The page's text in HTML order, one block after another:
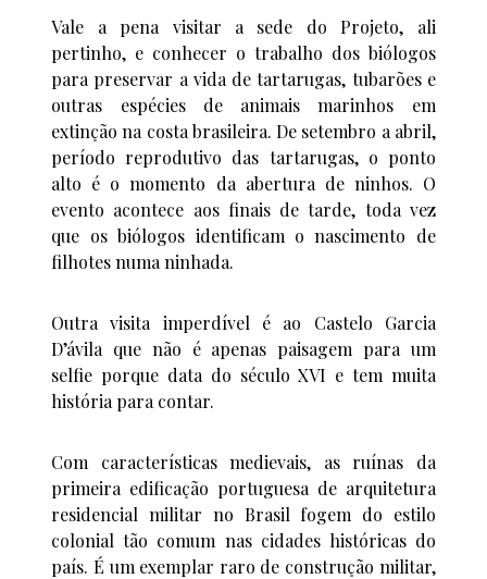
Vale a pena visitar a sede do Projeto, ali
pertinho, e conhecer o trabalho dos biólogos
para preservar a vida de tartarugas, tubarões e
outras espécies de animais marinhos em
extinção na costa brasileira. De setembro a abril,
período reprodutivo das tartarugas, o ponto
alto é o momento da abertura de ninhos. O
evento acontece aos finais de tarde, toda vez
que os biólogos identificam o nascimento de
filhotes numa ninhada.
Outra visita imperdível é ao Castelo Garcia
D’ávila que não é apenas paisagem para um
selfie porque data do século XVI e tem muita
história para contar.
Com características medievais, as ruínas da
primeira edificação portuguesa de arquitetura
residencial militar no Brasil fogem do estilo
colonial tão comum nas cidades históricas do
país. É um exemplar raro de construção militar,